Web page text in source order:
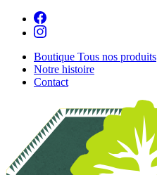
Boutique Tous nos produits
Notre histoire
Contact